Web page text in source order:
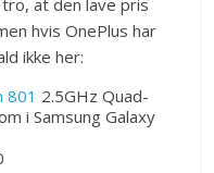
at den lave pris
hvis OnePlus har
ikke her:
801 2.5GHz Quad-
i Samsung Galaxy